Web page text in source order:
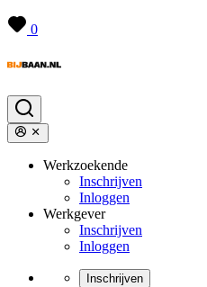
0
Werkzoekende
Inschrijven
Inloggen
Werkgever
Inschrijven
Inloggen
Inschrijven